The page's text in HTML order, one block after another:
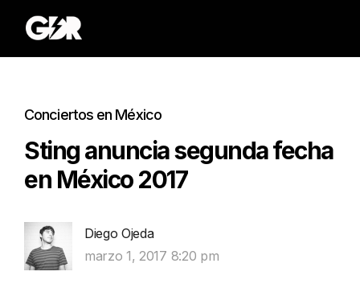
Conciertos en México
Sting anuncia segunda fecha
en México 2017
Diego Ojeda
marzo 1, 2017 8:20 pm